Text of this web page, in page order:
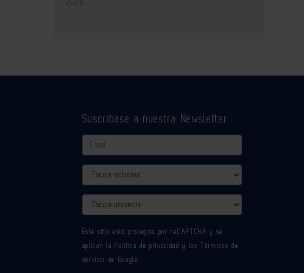
2026
Suscríbase a nuestra Newsletter
Email
Actividad
Provincia
Este sitio está protegido por reCAPTCHA y se
aplican la Política de privacidad y losTérminos de
servicio de Google.